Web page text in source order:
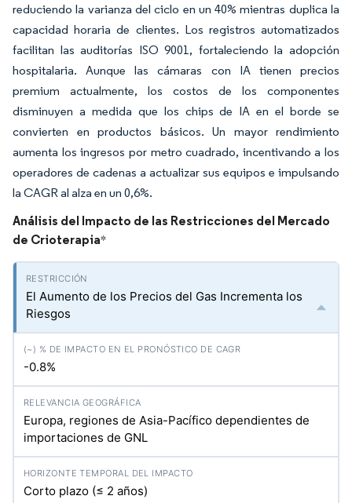
reduciendo la varianza del ciclo en un 40% mientras duplica la
capacidad horaria de clientes. Los registros automatizados
facilitan las auditorías ISO 9001, fortaleciendo la adopción
hospitalaria. Aunque las cámaras con IA tienen precios
premium actualmente, los costos de los componentes
disminuyen a medida que los chips de IA en el borde se
convierten en productos básicos. Un mayor rendimiento
aumenta los ingresos por metro cuadrado, incentivando a los
operadores de cadenas a actualizar sus equipos e impulsando
la CAGR al alza en un 0,6%.
Análisis del Impacto de las Restricciones del Mercado
de Crioterapia*
El Aumento de los Precios del Gas Incrementa los
Riesgos
-0.8%
Europa, regiones de Asia-Pacífico dependientes de
importaciones de GNL
Corto plazo (≤ 2 años)